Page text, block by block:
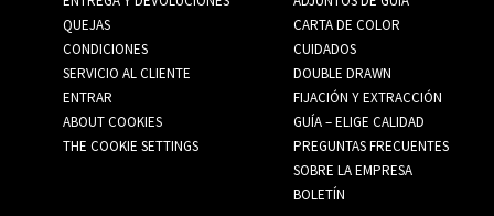
QUEJAS
CONDICIONES
SERVICIO AL CLIENTE
ENTRAR
ABOUT COOKIES
THE COOKIE SETTINGS
CARTA DE COLOR
CUIDADOS
DOUBLE DRAWN
FIJACIÓN Y EXTRACCIÓN
GUÍA – ELIGE CALIDAD
PREGUNTAS FRECUENTES
SOBRE LA EMPRESA
BOLETÍN